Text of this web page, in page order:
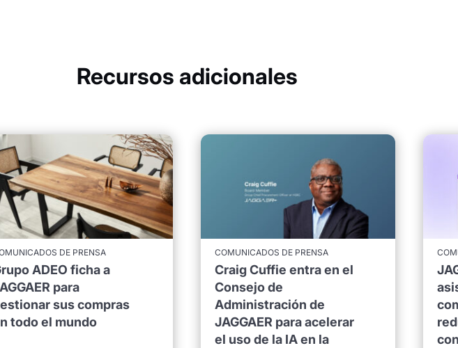
Recursos adicionales
DE PRENSA
ADEO ficha a
para
sus compras
todo el mundo
COMUNICADOS DE PRENSA
Craig Cuffie entra en el
Consejo de
Administración de
JAGGAER para acelerar
el uso de la IA en la